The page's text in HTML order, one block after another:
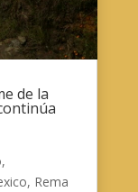
de la
,
, Rema